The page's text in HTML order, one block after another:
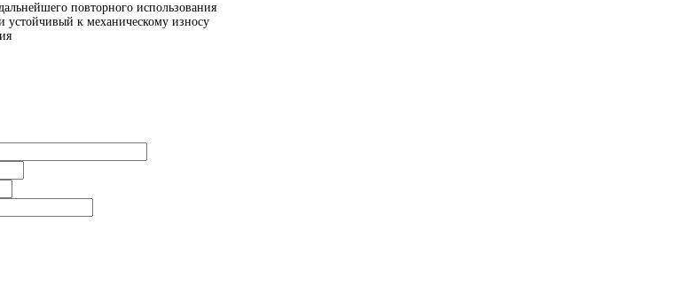
повторного использования
устойчивый к механическому износу